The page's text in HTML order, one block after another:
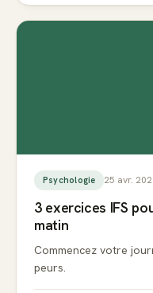
Psychologie 25 avr.
3 exercices IFS
matin
Commencez votre
peurs.